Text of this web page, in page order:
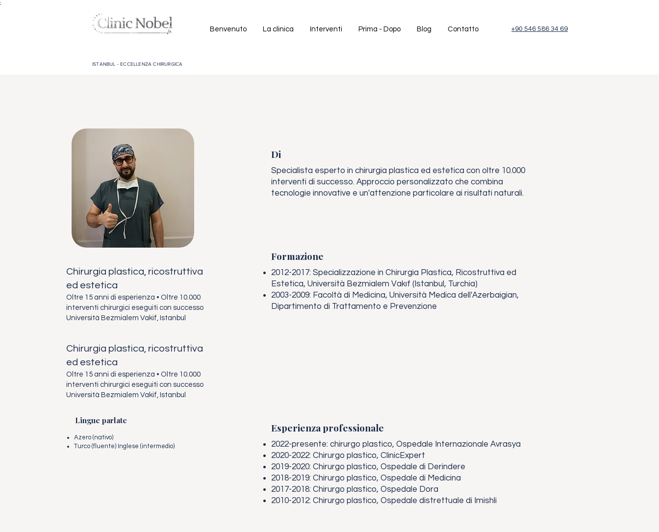
;
Benvenuto La clinica Interventi Prima - Dopo Blog Contatto
ISTANBUL - ECCELLENZA CHIRURGICA
+90 546 586 34 69
Chirurgia plastica, ricostruttiva
ed estetica
Oltre 15 anni di esperienza • Oltre 10.000
interventi chirurgici eseguiti con successo
Università Bezmialem Vakif, Istanbul
Di
Specialista esperto in chirurgia plastica ed estetica con oltre 10.000
interventi di successo. Approccio personalizzato che combina
tecnologie innovative e un'attenzione particolare ai risultati naturali.
Formazione
2012-2017: Specializzazione in Chirurgia Plastica, Ricostruttiva ed
Estetica, Università Bezmialem Vakıf (Istanbul, Turchia)
2003-2009: Facoltà di Medicina, Università Medica dell'Azerbaigian,
Dipartimento di Trattamento e Prevenzione
Chirurgia plastica, ricostruttiva
ed estetica
Oltre 15 anni di esperienza • Oltre 10.000
interventi chirurgici eseguiti con successo
Università Bezmialem Vakif, Istanbul
Lingue parlate
Azero (nativo)
Turco (fluente) Inglese (intermedio)
Esperienza professionale
2022-presente: chirurgo plastico, Ospedale Internazionale Avrasya
2020-2022: Chirurgo plastico, ClinicExpert
2019-2020: Chirurgo plastico, Ospedale di Derindere
2018-2019: Chirurgo plastico, Ospedale di Medicina
2017-2018: Chirurgo plastico, Ospedale Dora
2010-2012: Chirurgo plastico, Ospedale distrettuale di Imishli